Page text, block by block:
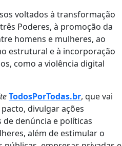
voltados à transformação
Poderes, à promoção da
homens e mulheres, ao
estrutural e à incorporação
como a violência digital
TodosPorTodas.br, que vai
divulgar ações
denúncia e políticas
além de estimular o